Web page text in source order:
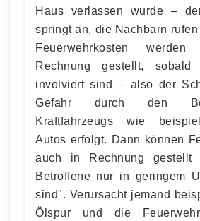
Haus verlassen wurde –
springt an, die Nachbarn
Feuerwehrkosten
Rechnung gestellt, sobald
involviert sind – also der
Gefahr durch den
Kraftfahrzeugs wie
Autos erfolgt. Dann können
auch in Rechnung gestellt
Betroffene nur in geringem
sind". Verursacht jemand
Ölspur und die